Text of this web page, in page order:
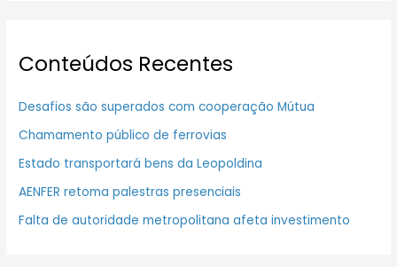
Conteúdos Recentes
Desafios são superados com cooperação Mútua
Chamamento público de ferrovias
Estado transportará bens da Leopoldina
AENFER retoma palestras presenciais
Falta de autoridade metropolitana afeta investimento